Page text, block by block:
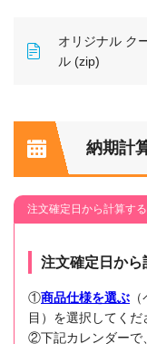
オリジナル ク
ル (zip)
納期計
注文確定日から計算する
注文確定日から
①商品仕様を選ぶ
目）を選択してくだ
②下記カレンダーで